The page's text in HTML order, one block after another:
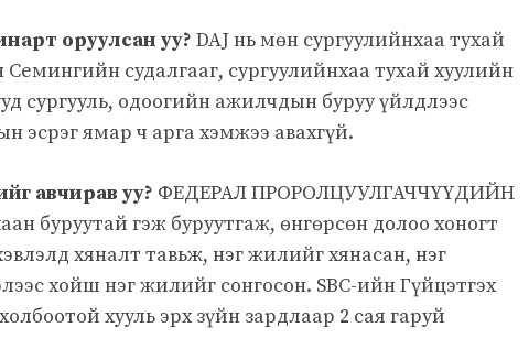
оруулсан уу? DAJ нь мөн сургуулийнхаа тухай
судалгааг, сургуулийнхаа тухай хуулийн
сургууль, одоогийн ажилчдын буруу үйлдлээс
эсрэг ямар ч арга хэмжээ авахгүй.
авчирав уу? ФЕДЕРАЛ ПРОРОЛЦУУЛГАЧЧҮҮДИЙН
буруутай гэж буруутгаж, өнгөрсөн долоо хоногт
хяналт тавьж, нэг жилийг хянасан, нэг
хойш нэг жилийг сонгосон. SBC-ийн Гүйцэтгэх
хууль эрх зүйн зардлаар 2 сая гаруй